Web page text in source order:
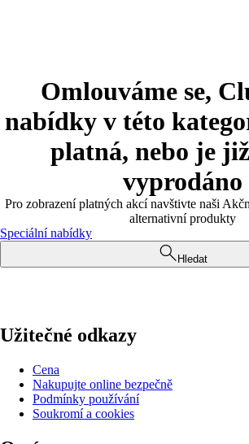
Omlouváme se,
nabídky v této
platná, nebo je
vyprodáno
Pro zobrazení platných akcí navštivte naši
alternativní produkty
Speciální nabídky
Hledat
Užitečné odkazy
Cena
Nakupujte online bezpečně
Podmínky používání
Soukromí a cookies